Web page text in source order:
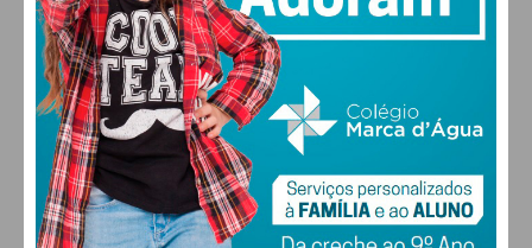
FARMACIAS DE SERVIÇO EM PAÇOS DE
FERREIRA